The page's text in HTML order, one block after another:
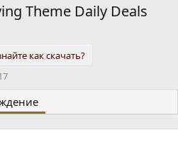
Theme Daily Deals
как скачать?